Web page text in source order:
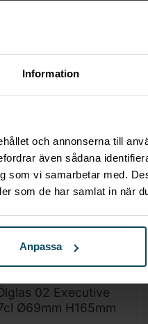
Information
och annonserna till
även sådana
som vi samarbetar med.
som de har samlat in när
Anpassa
44kr
(Exkl. moms)
Lägg till i favoriter
Anima
02 Executive
Ø69mm H165mm